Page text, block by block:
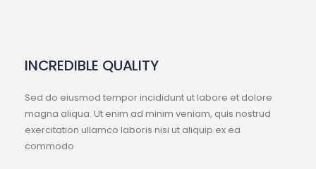
INCREDIBLE QUALITY
Sed do eiusmod tempor incididunt ut labore et dolore
magna aliqua. Ut enim ad minim veniam, quis nostrud
exercitation ullamco laboris nisi ut aliquip ex ea
commodo